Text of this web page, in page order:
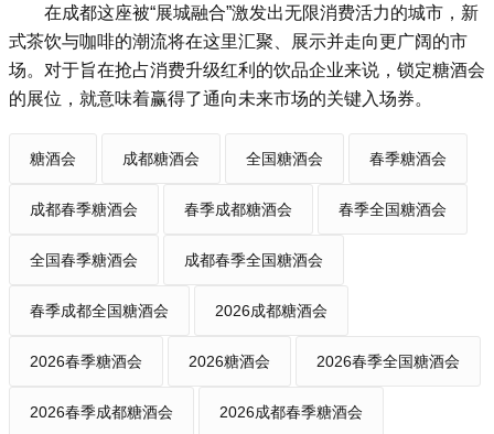
在成都这座被“展城融合”激发出无限消费活力的城市，新
式茶饮与咖啡的潮流将在这里汇聚、展示并走向更广阔的市
场。对于旨在抢占消费升级红利的饮品企业来说，锁定糖酒会
的展位，就意味着赢得了通向未来市场的关键入场券。
糖酒会 成都糖酒会 全国糖酒会 春季糖酒会
成都春季糖酒会 春季成都糖酒会 春季全国糖酒会
全国春季糖酒会 成都春季全国糖酒会
春季成都全国糖酒会 2026成都糖酒会
2026春季糖酒会 2026糖酒会 2026春季全国糖酒会
2026春季成都糖酒会 2026成都春季糖酒会